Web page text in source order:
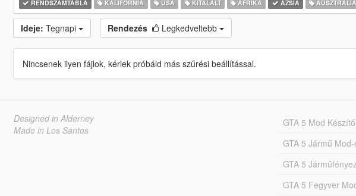
RENDSZÁMTÁBLA KALIFORNIA USA KITALÁLT AFRIKA ÁZSIA AUSZTRÁLIA
Ideje: Tegnapi Rendezés Legkedveltebb
Nincsenek ilyen fájlok, kérlek próbáld más szűrési beállítással.
Designed in Alderney
Made in Los Santos
GTA 5 Mod
GTA 5 Jármű
GTA 5
GTA 5 Fegyver